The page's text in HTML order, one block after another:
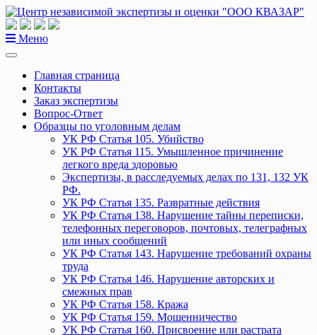
Перейти
к
содержанию
Меню
Главная страница
Контакты
Заказ экспертизы
Вопрос-Ответ
Образцы по уголовным делам
УК РФ Статья 105. Убийство
УК РФ Статья 115. Умышленное причинение
легкого вреда здоровью
Экспертизы, в расследуемых делах по 131, 132 УК
РФ.
УК РФ Статья 135. Развратные действия
УК РФ Статья 138. Нарушение тайны переписки,
телефонных переговоров, почтовых, телеграфных
или иных сообщений
УК РФ Статья 143. Нарушение требований охраны
труда
УК РФ Статья 146. Нарушение авторских и
смежных прав
УК РФ Статья 158. Кража
УК РФ Статья 159. Мошенничество
УК РФ Статья 160. Присвоение или растрата